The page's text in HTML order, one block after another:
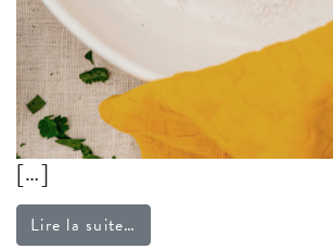
[…]
Lire la suite…